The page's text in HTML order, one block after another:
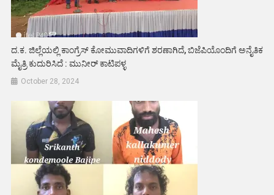
ದ.ಕ. ಜಿಲ್ಲೆಯಲ್ಲಿ ಕಾಂಗ್ರೆಸ್ ಕೋಮುವಾದಿಗಳಿಗೆ ಶರಣಾಗಿದೆ, ಬಿಜೆಪಿಯೊಂದಿಗೆ ಅನೈತಿಕ
ಮೈತ್ರಿ ಕುದುರಿಸಿದೆ : ಮುನೀರ್ ಕಾಟಿಪಳ್ಳ
October 28, 2024